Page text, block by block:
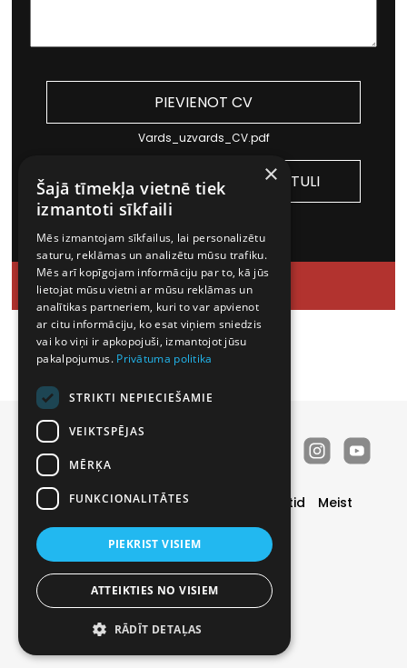
PIEVIENOT CV
Vards_uzvards_CV.pdf
PIEVIENOT MOTIVĀCIJAS VĒSTULI
Vards_uzvards_MV.pdf
Uksed Eripakkumised Valmis projektid
Meist
Privātuma politika|Sīkdatņu politika
© 2026 SIA PRODEX. All rights reserved
BRIGHT
×
Šajā tīmekļa vietnē tiek
izmantoti sīkfaili
Mēs izmantojam sīkfailus, lai personalizētu
saturu, reklāmas un analizētu mūsu trafiku.
Mēs arī kopīgojam informāciju par to, kā jūs
lietojat mūsu vietni ar mūsu reklāmas un
analītikas partneriem, kuri to var apvienot
ar citu informāciju, ko esat viņiem sniedzis
vai ko viņi ir apkopojuši, izmantojot jūsu
pakalpojumus. Privātuma politika
STRIKTI NEPIECIEŠAMIE
VEIKTSPĒJAS
MĒRĶA
FUNKCIONALITĀTES
PIEKRIST VISIEM
ATTEIKTIES NO VISIEM
RĀDĪT DETAĻAS